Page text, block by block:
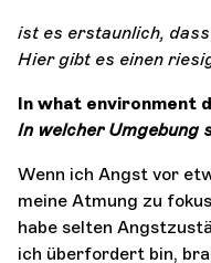
ist es erstaunlich,
Hier gibt es einen
In what environment
In welcher Umgebung
Wenn ich Angst vor
meine Atmung zu
habe selten
ich überfordert bin,